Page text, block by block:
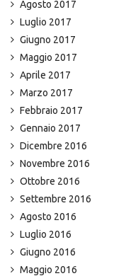
Agosto 2017
Luglio 2017
Giugno 2017
Maggio 2017
Aprile 2017
Marzo 2017
Febbraio 2017
Gennaio 2017
Dicembre 2016
Novembre 2016
Ottobre 2016
Settembre 2016
Agosto 2016
Luglio 2016
Giugno 2016
Maggio 2016